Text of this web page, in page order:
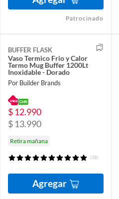
Patrocinado
BUFFER FLASK
Vaso Termico Frio y Calor
Termo Mug Buffer 1200Lt
Inoxidable - Dorado
Por Builder Brands
$ 12.990
$ 13.990
Retira mañana
(38)
Agregar